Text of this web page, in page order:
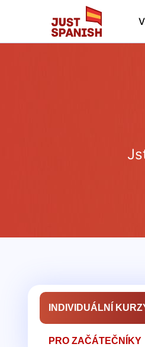
INDIVIDUÁLNÍ
PRO ZAČÁTEČNÍKY